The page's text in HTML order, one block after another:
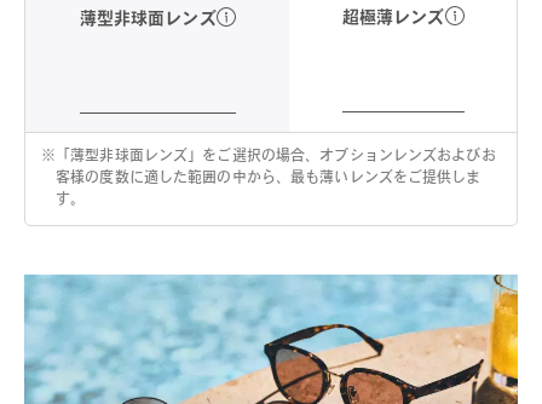
薄型非球面レンズ 超極薄レンズ
※
「薄型非球面レンズ」をご選択の場合、オプションレンズおよびお
客様の度数に適した範囲の中から、最も薄いレンズをご提供しま
す。